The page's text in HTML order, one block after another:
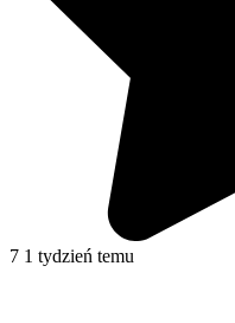
7 1 tydzień temu